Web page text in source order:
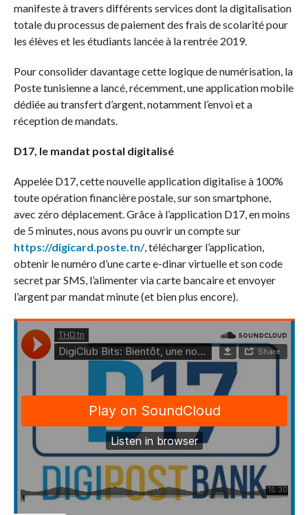
manifeste à travers différents services dont la digitalisation
totale du processus de paiement des frais de scolarité pour
les élèves et les étudiants lancée à la rentrée 2019.
Pour consolider davantage cette logique de numérisation, la
Poste tunisienne a lancé, récemment, une application mobile
dédiée au transfert d’argent, notamment l’envoi et a
réception de mandats.
D17, le mandat postal digitalisé
Appelée D17, cette nouvelle application digitalise à 100%
toute opération financière postale, sur son smartphone,
avec zéro déplacement. Grâce à l’application D17, en moins
de 5 minutes, nous avons pu ouvrir un compte sur
https://digicard.poste.tn/, télécharger l’application,
obtenir le numéro d’une carte e-dinar virtuelle et son code
secret par SMS, l’alimenter via carte bancaire et envoyer
l’argent par mandat minute (et bien plus encore).